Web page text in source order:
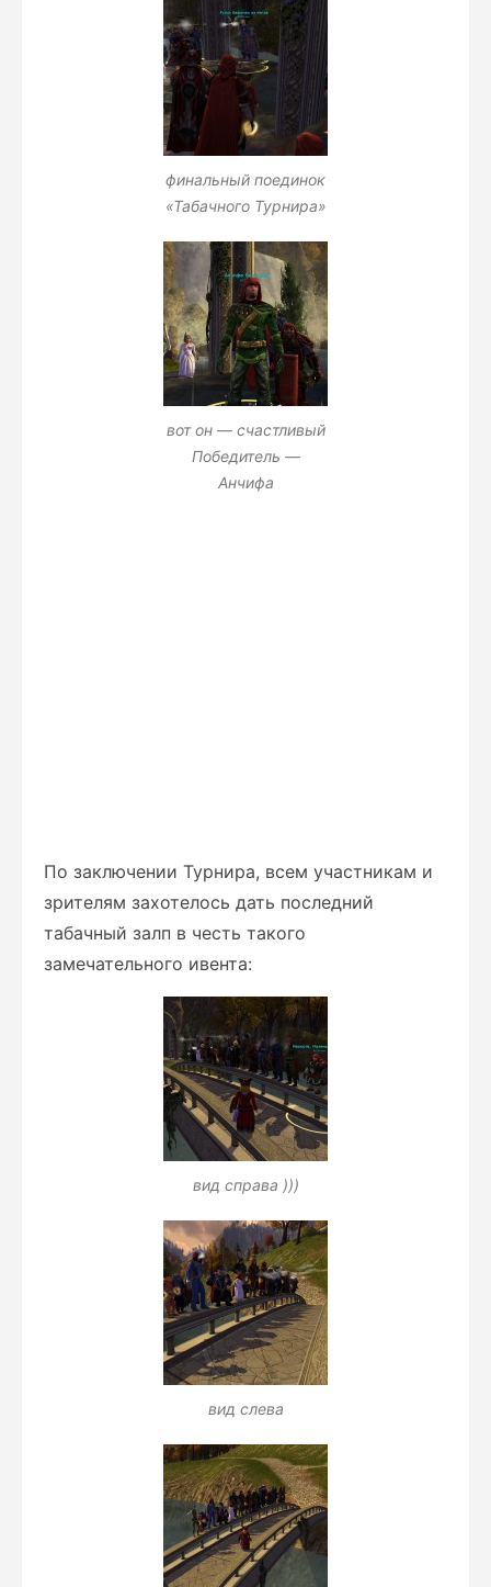
финальный поединок
«Табачного Турнира»
вот он — счастливый
Победитель —
Анчифа
По заключении Турнира, всем участникам и
зрителям захотелось дать последний
табачный залп в честь такого
замечательного ивента:
вид справа )))
вид слева